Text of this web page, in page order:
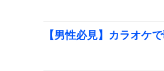
【男性必見】カラオケ